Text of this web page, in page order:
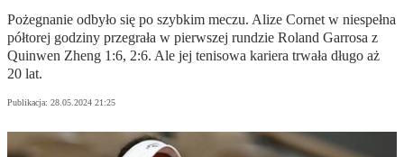
Pożegnanie odbyło się po szybkim meczu. Alize Cornet w niespełna
półtorej godziny przegrała w pierwszej rundzie Roland Garrosa z
Quinwen Zheng 1:6, 2:6. Ale jej tenisowa kariera trwała długo aż
20 lat.
Publikacja: 28.05.2024 21:25